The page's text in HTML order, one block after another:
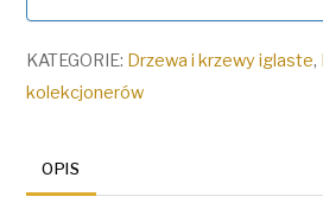
KATEGORIE: Drzewa i krzewy iglaste,
kolekcjonerów
OPIS